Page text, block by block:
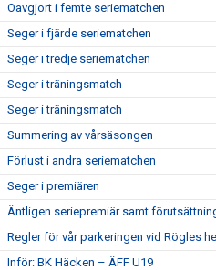
Oavgjort i femte seriematchen
Seger i fjärde seriematchen
Seger i tredje seriematchen
Seger i träningsmatch
Seger i träningsmatch
Summering av vårsäsongen
Förlust i andra seriematchen
Seger i premiären
Äntligen seriepremiär samt
Regler för vår parkeringen vid Rögles
Inför: BK Häcken – ÄFF U19